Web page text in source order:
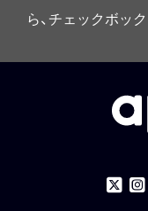
ら、チェックボッ